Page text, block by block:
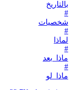
بالتاريخ
#
شخصيات
#
لماذا
#
ماذا_بعد
#
ماذا_لو